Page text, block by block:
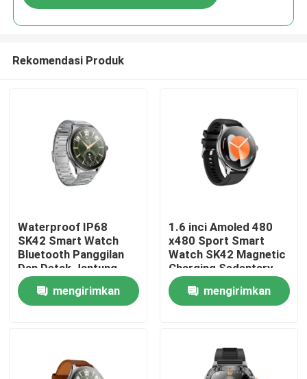
Rumah
Video
Rekomendasi Produk
Waterproof IP68
SK42 Smart Watch
Bluetooth Panggilan
Dan Detak Jantung
Pemantauan oksigen
darah mengirimkan
1.6 inci Amoled 480
x480 Sport Smart
Watch SK42 Magnetic
Charging Sedentary
Dukungan Pengingat
mengirimkan